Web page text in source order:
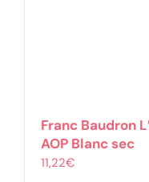
Franc Baudron
AOP Blanc sec
11,22€